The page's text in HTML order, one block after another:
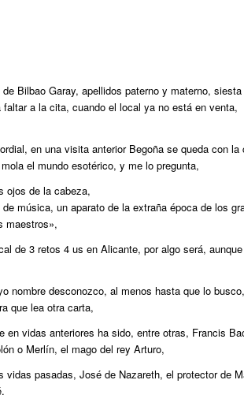
Bilbao Garay, apellidos paterno y materno,
a la cita, cuando el local ya no está en venta,
en una visita anterior Begoña se queda con la
el mundo esotérico, y me lo pregunta,
ojos de la cabeza,
música, un aparato de la extraña época de los
maestros»,
de 3 retos 4 us en Alicante, por algo será,
nombre desconozco, al menos hasta que lo
que lea otra carta,
en vidas anteriores ha sido, entre otras, Francis
o Merlín, el mago del rey Arturo,
pasadas, José de Nazareth, el protector de